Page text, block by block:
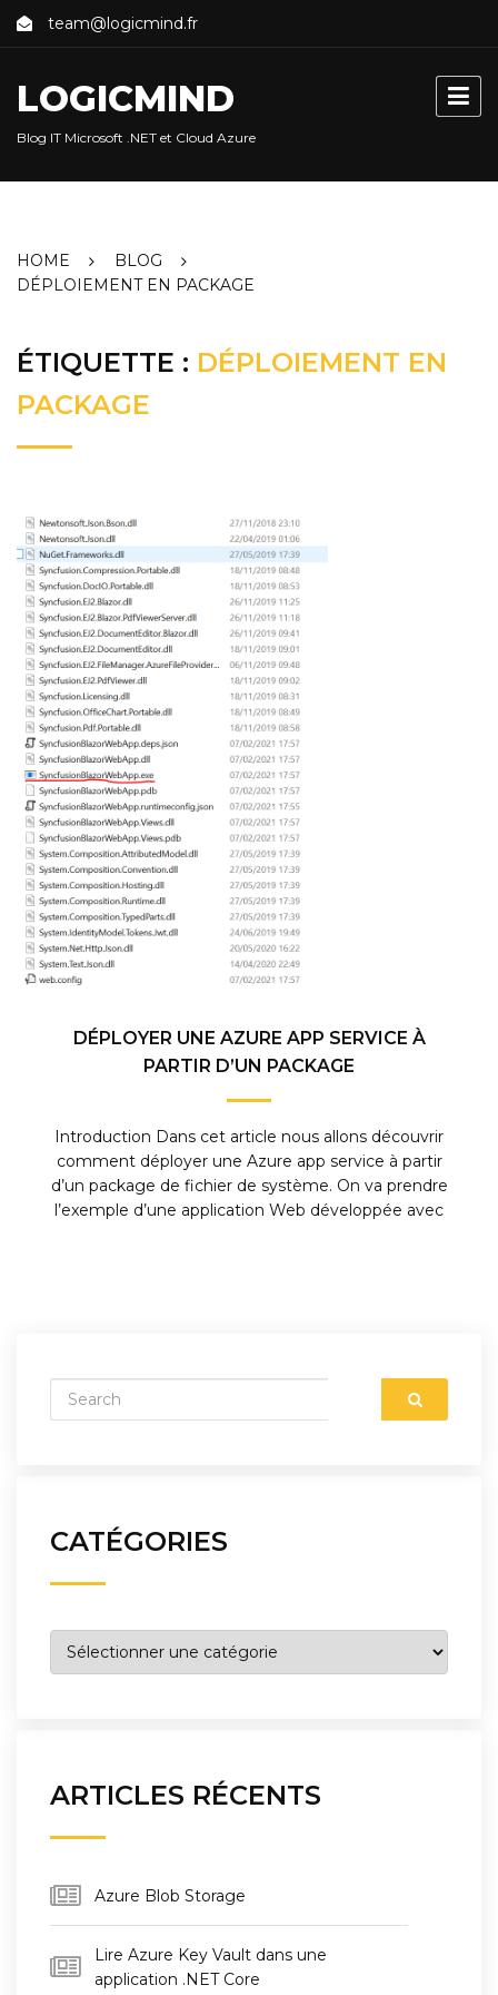
Skip
team@logicmind.fr
LOGICMIND
Blog IT Microsoft .NET et Cloud Azure
HOME
BLOG
DÉPLOIEMENT EN PACKAGE
ÉTIQUETTE : DÉPLOIEMENT EN
PACKAGE
DÉPLOYER UNE AZURE APP SERVICE À
PARTIR D’UN PACKAGE
Introduction Dans cet article nous allons découvrir
comment déployer une Azure app service à partir
d’un package de fichier de système. On va prendre
l’exemple d’une application Web développée avec
CATÉGORIES
Catégories
ARTICLES RÉCENTS
Azure Blob Storage
Lire Azure Key Vault dans une
application .NET Core